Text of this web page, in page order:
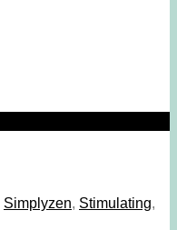
Simplyzen, Stimulating,